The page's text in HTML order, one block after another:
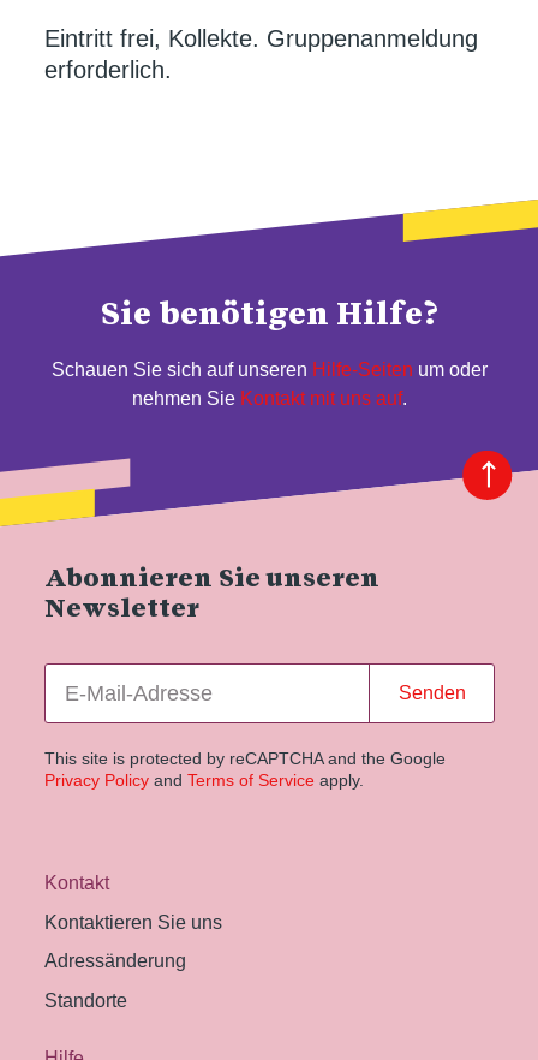
Eintritt frei, Kollekte. Gruppenanmeldung
erforderlich.
Sie benötigen Hilfe?
Schauen Sie sich auf unseren Hilfe-Seiten um oder
nehmen Sie Kontakt mit uns auf.
Abonnieren Sie unseren
Newsletter
Senden
This site is protected by reCAPTCHA and the Google
Privacy Policyand Terms of Service apply.
Kontakt
Kontaktieren Sie uns
Adressänderung
Standorte